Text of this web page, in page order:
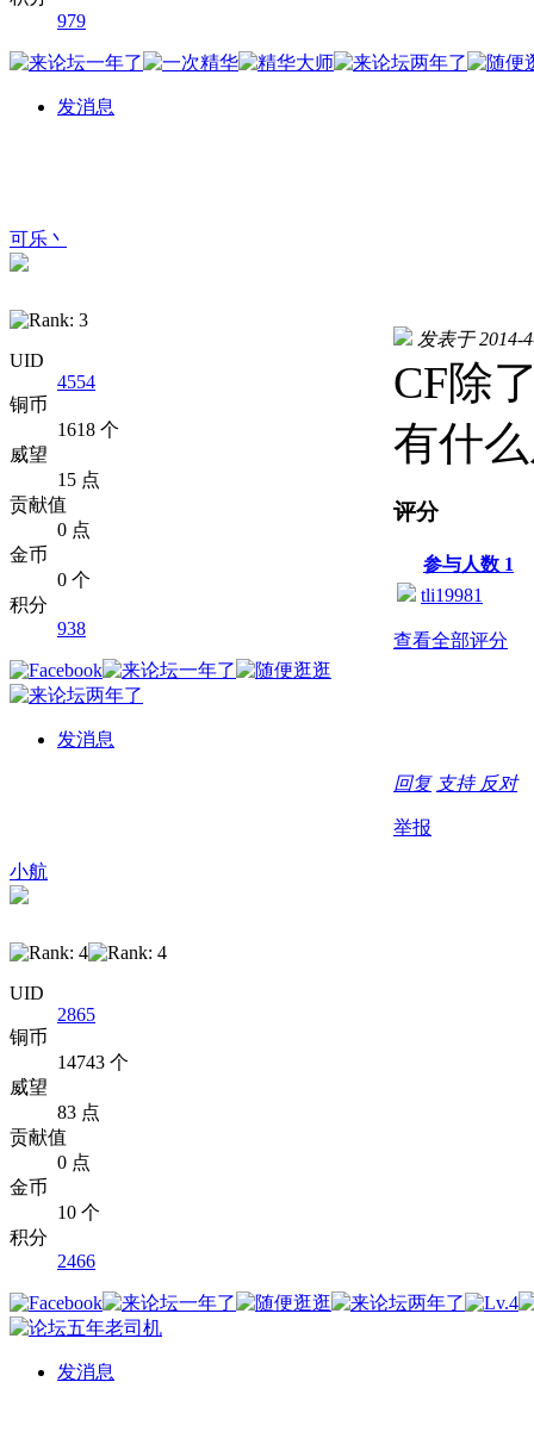
979
发消息
可乐丶
UID
4554
铜币
1618 个
威望
15 点
贡献值
0 点
金币
0 个
积分
938
发消息
发表于 2014-
CF除
有什
评分
参与人数 1
tli19981
查看全部评分
回复 支持 反对
举报
小航
UID
2865
铜币
14743 个
威望
83 点
贡献值
0 点
金币
10 个
积分
2466
发消息